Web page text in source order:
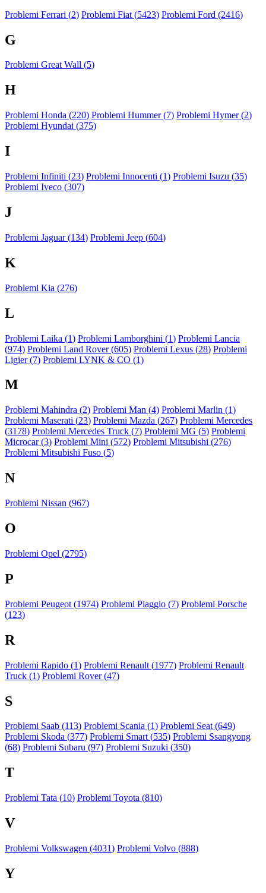
Problemi Ferrari (2) Problemi Fiat (5423) Problemi Ford (2416)
G
Problemi Great Wall (5)
H
Problemi Honda (220) Problemi Hummer (7) Problemi Hymer (2)
Problemi Hyundai (375)
I
Problemi Infiniti (23) Problemi Innocenti (1) Problemi Isuzu (35)
Problemi Iveco (307)
J
Problemi Jaguar (134) Problemi Jeep (604)
K
Problemi Kia (276)
L
Problemi Laika (1) Problemi Lamborghini (1) Problemi Lancia
(974) Problemi Land Rover (605) Problemi Lexus (28) Problemi
Ligier (7) Problemi LYNK & CO (1)
M
Problemi Mahindra (2) Problemi Man (4) Problemi Marlin (1)
Problemi Maserati (23) Problemi Mazda (267) Problemi Mercedes
(3178) Problemi Mercedes Truck (7) Problemi MG (5) Problemi
Microcar (3) Problemi Mini (572) Problemi Mitsubishi (276)
Problemi Mitsubishi Fuso (5)
N
Problemi Nissan (967)
O
Problemi Opel (2795)
P
Problemi Peugeot (1974) Problemi Piaggio (7) Problemi Porsche
(123)
R
Problemi Rapido (1) Problemi Renault (1977) Problemi Renault
Truck (1) Problemi Rover (47)
S
Problemi Saab (113) Problemi Scania (1) Problemi Seat (649)
Problemi Skoda (377) Problemi Smart (535) Problemi Ssangyong
(68) Problemi Subaru (97) Problemi Suzuki (350)
T
Problemi Tata (10) Problemi Toyota (810)
V
Problemi Volkswagen (4031) Problemi Volvo (888)
Y